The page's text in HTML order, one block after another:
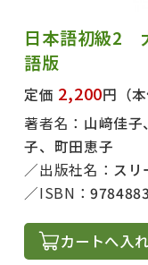
日本語初級2
語版
定価 2,200円 （
著者名： 山﨑佳
子、町田恵子
出版社名： スリ
ISBN：
カートへ入